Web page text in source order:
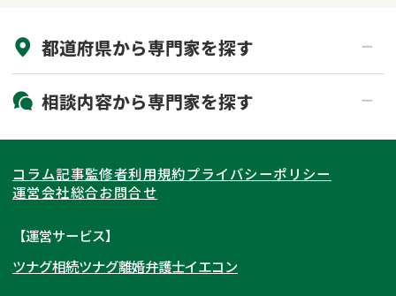
初回相談無料
土日祝の相談可能
都道府県から専門家を探す
北海道・東北
北海道 青森県
岩手県 宮城県
秋田県
福島県
関東
東京都 神奈川県
埼玉県
茨城県 群馬県
東海
愛知県
岐阜県 山梨県
関西
大阪府 京都府
北陸・甲信越
相談内容から専門家を探す
相続登記
遺産分割
相続手続き
家族信託
成年後見・任意後見
コラム記事監修者利用規約プライバシーポリシー
運営会社総合お問合せ
【運営サービス】
ツナグ相続ツナグ離婚弁護士イエコン